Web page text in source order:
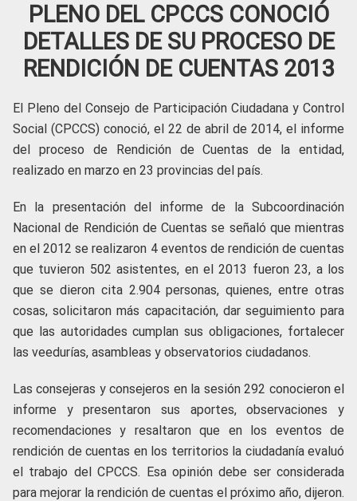
PLENO DEL CPCCS CONOCIÓ
DETALLES DE SU PROCESO DE
RENDICIÓN DE CUENTAS 2013
El Pleno del Consejo de Participación Ciudadana y Control
Social (CPCCS) conoció, el 22 de abril de 2014, el informe
del proceso de Rendición de Cuentas de la entidad,
realizado en marzo en 23 provincias del país.
En la presentación del informe de la Subcoordinación
Nacional de Rendición de Cuentas se señaló que mientras
en el 2012 se realizaron 4 eventos de rendición de cuentas
que tuvieron 502 asistentes, en el 2013 fueron 23, a los
que se dieron cita 2.904 personas, quienes, entre otras
cosas, solicitaron más capacitación, dar seguimiento para
que las autoridades cumplan sus obligaciones, fortalecer
las veedurías, asambleas y observatorios ciudadanos.
Las consejeras y consejeros en la sesión 292 conocieron el
informe y presentaron sus aportes, observaciones y
recomendaciones y resaltaron que en los eventos de
rendición de cuentas en los territorios la ciudadanía evaluó
el trabajo del CPCCS. Esa opinión debe ser considerada
para mejorar la rendición de cuentas el próximo año, dijeron.